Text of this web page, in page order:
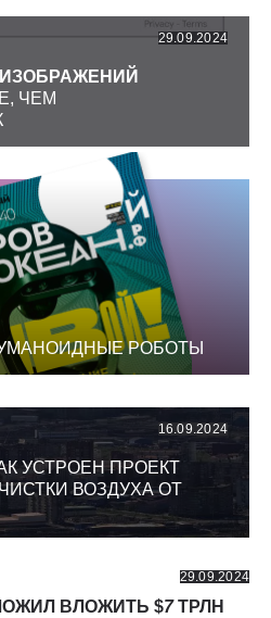
29.09.2024
ИЗОБРАЖЕНИЙ
ЧЕМ
РОБОТЫ
16.09.2024
УСТРОЕН ПРОЕКТ
ВОЗДУХА ОТ
29.09.2024
ВЛОЖИТЬ $7ТРЛН